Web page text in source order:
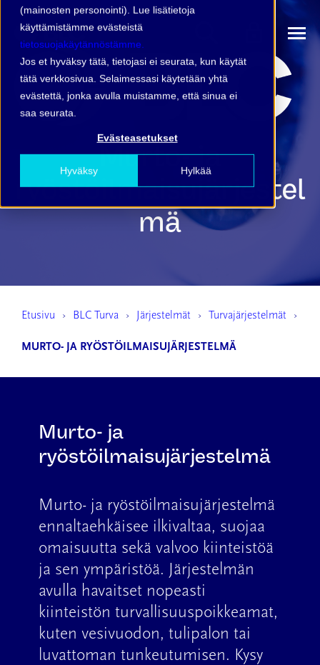
(mainosten personointi). Lue lisätietoja
käyttämistämme evästeistä
tietosuojakäytännöstämme.
Jos et hyväksy tätä, tietojasi ei seurata, kun käytät
tätä verkkosivua. Selaimessasi käytetään yhtä
evästettä, jonka avulla muistamme, että sinua ei
saa seurata.
Evästeasetukset
Hyväksy Hylkää
Murto- ja
ryöstöilmaisujärjestel
mä
Etusivu BLC Turva Järjestelmät Turvajärjestelmät
MURTO- JA RYÖSTÖILMAISUJÄRJESTELMÄ
Murto- ja
ryöstöilmaisujärjestelmä
Murto- ja ryöstöilmaisujärjestelmä
ennaltaehkäisee ilkivaltaa, suojaa
omaisuutta sekä valvoo kiinteistöä
ja sen ympäristöä. Järjestelmän
avulla havaitset nopeasti
kiinteistön turvallisuuspoikkeamat,
kuten vesivuodon, tulipalon tai
luvattoman tunkeutumisen. Kysy